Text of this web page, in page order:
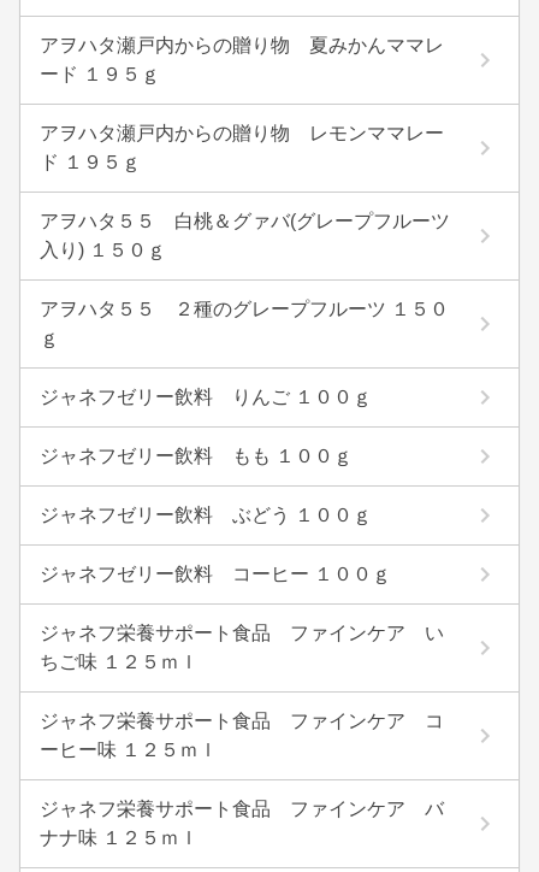
アヲハタ瀬戸内からの贈り物 夏みかんママレ
ード １９５ｇ
アヲハタ瀬戸内からの贈り物 レモンママレー
ド １９５ｇ
アヲハタ５５ 白桃＆グァバ(グレープフルーツ
入り) １５０ｇ
アヲハタ５５ ２種のグレープフルーツ １５０
ｇ
ジャネフゼリー飲料 りんご １００ｇ
ジャネフゼリー飲料 もも １００ｇ
ジャネフゼリー飲料 ぶどう １００ｇ
ジャネフゼリー飲料 コーヒー １００ｇ
ジャネフ栄養サポート食品 ファインケア い
ちご味 １２５ｍｌ
ジャネフ栄養サポート食品 ファインケア コ
ーヒー味 １２５ｍｌ
ジャネフ栄養サポート食品 ファインケア バ
ナナ味 １２５ｍｌ